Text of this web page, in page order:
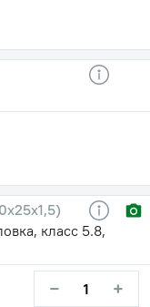
класс 5.8,
− +